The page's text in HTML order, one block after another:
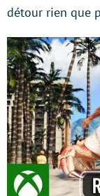
détour rien que